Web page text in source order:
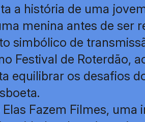
a história de uma
menina antes de ser
simbólico de
Festival de Roterdão,
equilibrar os desafios
Fazem Filmes, uma